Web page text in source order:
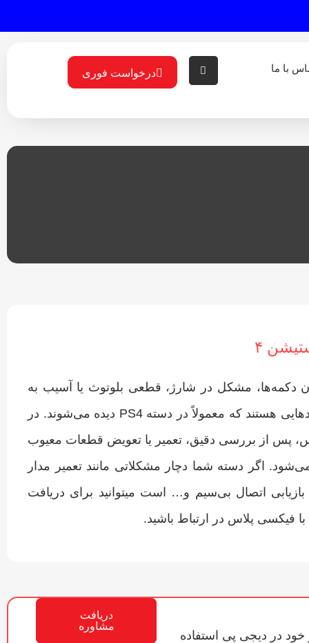
با ما درخواست فوری
۴
دکمه‌ها، مشکل در شارژ، قطعی بلوتوث یا آسیب به
سوکت USB، از جمله ایرادهایی هستند که معمولاً در دسته PS4 دیده می‌شوند. در
پس از بررسی دقیق، تعمیر یا تعویض قطعات معیوب
اگر دسته شما دچار مشکلاتی مانند تعمیر مدار
اتصال بی‌سیم و… است میتوانید برای دریافت
پلاس در ارتباط باشید.
خود در دیجی پی استفاده
دریافت
مشاوره